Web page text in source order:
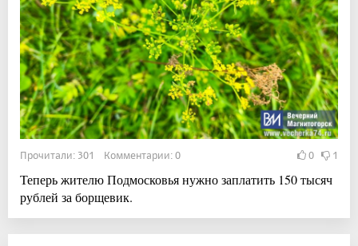
Прочитали: 301 Комментарии: 0 0 1
Теперь жителю Подмосковья нужно заплатить 150 тысяч
рублей за борщевик.